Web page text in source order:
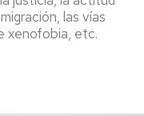
las vías
xenofobia, etc.